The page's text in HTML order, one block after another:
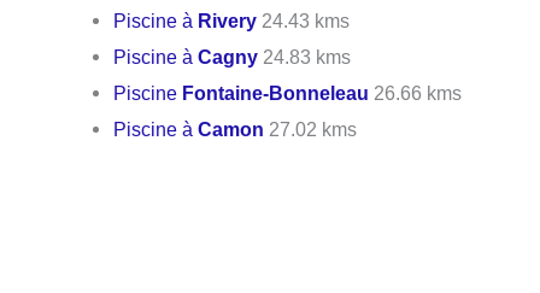
Piscine à Rivery 24.43 kms
Piscine àCagny 24.83 kms
Piscine Fontaine-Bonneleau 26.66 kms
Piscine àCamon 27.02 kms